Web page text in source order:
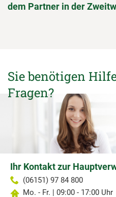
dem Partner in der
Sie benötigen
Fragen?
Ihr Kontakt zur
(06151) 97 84 800
Mo. - Fr. | 09:00 - 17:00 Uhr